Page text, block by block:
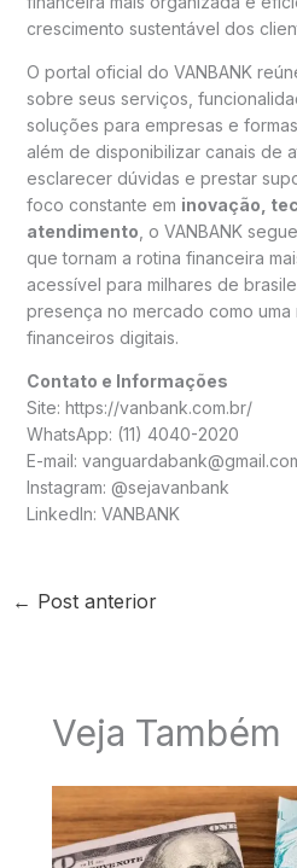
crescimento sustentável dos
O portal oficial do VANBANK
sobre seus serviços,
soluções para empresas e
além de disponibilizar canais de
esclarecer dúvidas e prestar
foco constante em inovação,
atendimento , o VANBANK
que tornam a rotina financeira
acessível para milhares de
presença no mercado como
financeiros digitais.
Contato e Informações
Site: https://vanbank.com.br/
WhatsApp: (11) 4040-2020
E-mail:
Instagram: @sejavanbank
LinkedIn: VANBANK
← Post anterior
Veja Também